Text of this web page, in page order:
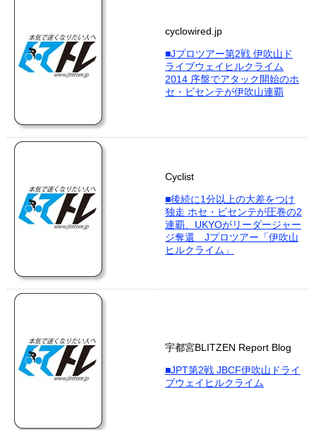
cyclowired.jp
■Jプロツアー第2戦 伊吹山ド
ライブウェイヒルクライム
2014 序盤でアタック開始のホ
セ・ビセンテが伊吹山連覇
Cyclist
■後続に1分以上の大差をつけ
独走 ホセ・ビセンテが圧巻の2
連覇、UKYOがリーダージャー
ジ奪還 Jプロツアー「伊吹山
ヒルクライム」
宇都宮BLITZEN Report Blog
■JPT第2戦 JBCF伊吹山ドライ
ブウェイヒルクライム